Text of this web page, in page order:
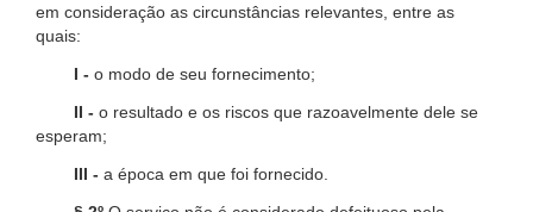
em consideração as circunstâncias relevantes, entre as
quais:
I - o modo de seu fornecimento;
II - o resultado e os riscos que razoavelmente dele se
esperam;
III - a época em que foi fornecido.